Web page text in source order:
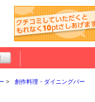
創作料理・ダイニングバー